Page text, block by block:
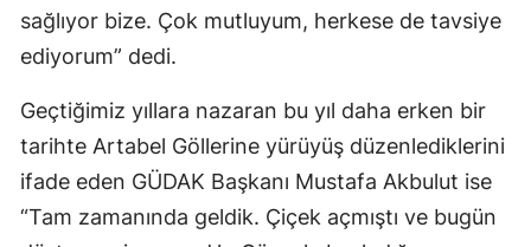
sağlıyor bize. Çok mutluyum, herkese de tavsiye
ediyorum” dedi.
Geçtiğimiz yıllara nazaran bu yıl daha erken bir
tarihte Artabel Göllerine yürüyüş düzenlediklerini
ifade eden GÜDAK Başkanı Mustafa Akbulut ise
“Tam zamanında geldik. Çiçek açmıştı ve bugün